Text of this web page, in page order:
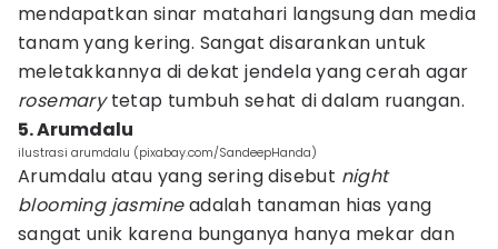
mendapatkan sinar matahari langsung dan media
tanam yang kering. Sangat disarankan untuk
meletakkannya di dekat jendela yang cerah agar
rosemarytetap tumbuh sehat di dalam ruangan.
5. Arumdalu
ilustrasi arumdalu (pixabay.com/SandeepHanda)
Arumdalu atau yang sering disebut night
blooming jasmineadalah tanaman hias yang
sangat unik karena bunganya hanya mekar dan